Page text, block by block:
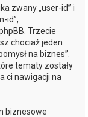
zwany „user-id” i
id”,
Trzecie
chociaż jeden
na biznes”.
tematy zostały
ci nawigacji na
biznesowe